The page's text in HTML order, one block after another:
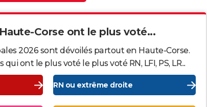
Corse ont le plus voté...
2026 sont dévoilés partout en Haute-Corse.
ont le plus voté le plus voté RN, LFI, PS, LR...
RN ou extrême droite